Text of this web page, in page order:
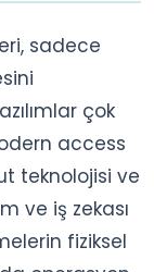
sadece
çok
access
teknolojisi ve
ve iş zekası
fiziksel